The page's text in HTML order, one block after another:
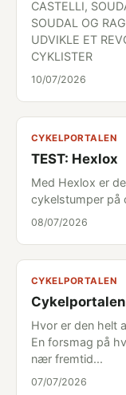
CASTELLI,
SOUDAL OG
UDVIKLE ET
CYKLISTER
10/07/2026
CYKELPORTALEN
TEST: Hexlox
Med Hexlox er
cykelstumper på
08/07/2026
CYKELPORTALEN
Hvor er den helt
En forsmag på
nær fremtid...
07/07/2026